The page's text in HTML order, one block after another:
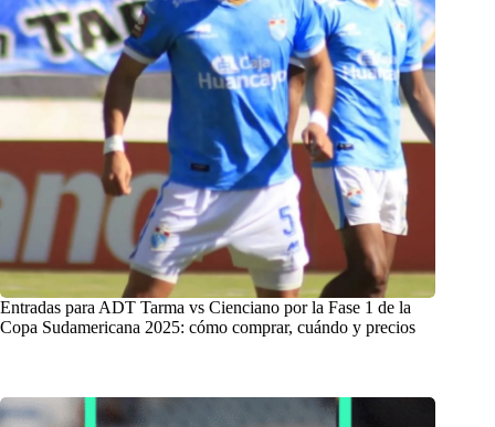
Entradas para ADT Tarma vs Cienciano por la Fase 1 de la
Copa Sudamericana 2025: cómo comprar, cuándo y precios